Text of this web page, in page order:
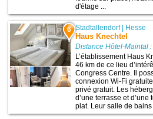
d'étage ...
6 Stadtallendorf| Hesse
Haus Knechtel
Distance Hôtel-Maintal
L’établissement Haus
46 km de ce lieu
Congress Centre. Il
connexion Wi-Fi
privé gratuit. Les
d’une terrasse et
plat. Leur salle de bains